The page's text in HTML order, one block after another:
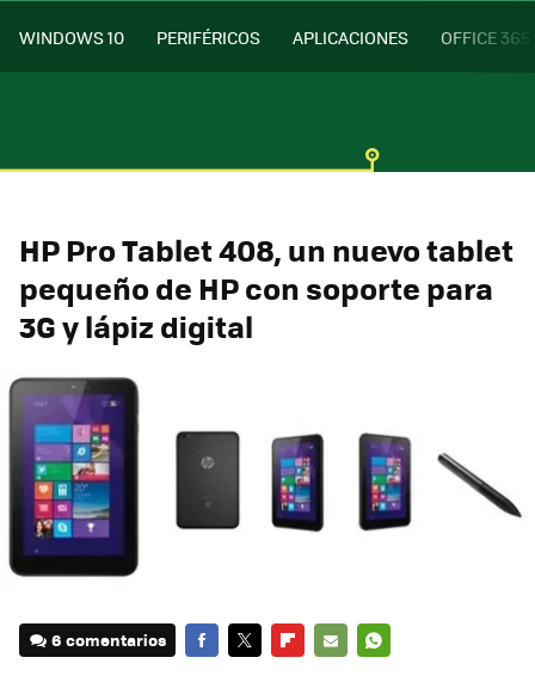
WINDOWS 10 PERIFÉRICOS APLICACIONES OFFICE 365
HP Pro Tablet 408, un nuevo tablet
pequeño de HP con soporte para
3G y lápiz digital
6 comentarios